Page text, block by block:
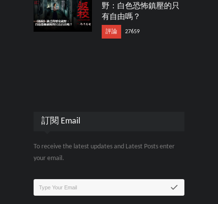
野：白色恐怖鎮壓的只
有自由嗎？
評論 27659
訂閱 Email
To receive the latest updates and Latest Posts enter
your email.